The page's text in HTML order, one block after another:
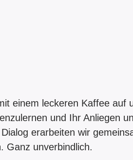
einem leckeren Kaffee auf
und Ihr Anliegen
erarbeiten wir
Ganz unverbindlich.